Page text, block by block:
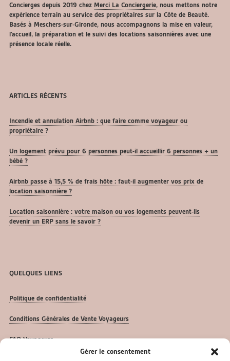
Gérer le consentement
Concierges depuis 2019 chez Merci La Conciergerie, nous mettons notre
expérience terrain au service des propriétaires sur la Côte de Beauté.
Basés à Meschers-sur-Gironde, nous accompagnons la mise en valeur,
l’accueil, la préparation et le suivi des locations saisonnières avec une
présence locale réelle.
ARTICLES RÉCENTS
Incendie et annulation Airbnb : que faire comme voyageur ou
propriétaire ?
Un logement prévu pour 6 personnes peut-il accueillir 6 personnes + un
bébé ?
Airbnb passe à 15,5 % de frais hôte : faut-il augmenter vos prix de
location saisonnière ?
Location saisonnière : votre maison ou vos logements peuvent-ils
devenir un ERP sans le savoir ?
QUELQUES LIENS
Politique de confidentialité
Conditions Générales de Vente Voyageurs
FAQ Voyageurs